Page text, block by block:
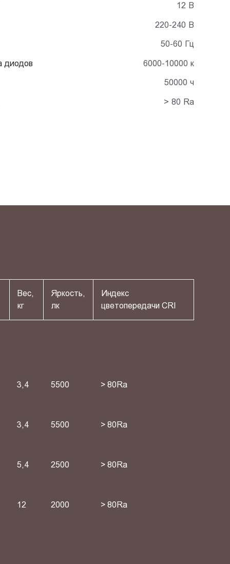
12 В
220-240 В
50-60 Гц
диодов 6000-10000 к
50000 ч
> 80 Ra
Вес,
кг
Яркость,
лк
Индекс
цветопередачи СRI
3,4 5500 > 80Ra
3,4 5500 > 80Ra
5,4 2500 > 80Ra
12 2000 > 80Ra